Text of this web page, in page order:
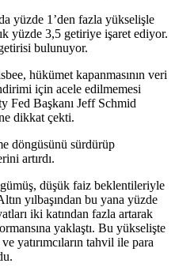
yüzde 1’den fazla yükselişle
yüzde 3,5 getiriye işaret ediyor.
bulunuyor.
hükümet kapanmasının veri
için acele edilmemesi
Fed Başkanı Jeff Schmid
dikkat çekti.
döngüsünü sürdürüp
artırdı.
düşük faiz beklentileriyle
yılbaşından bu yana yüzde
iki katından fazla artarak
yaklaştı. Bu yükselişte
yatırımcıların tahvil ile para